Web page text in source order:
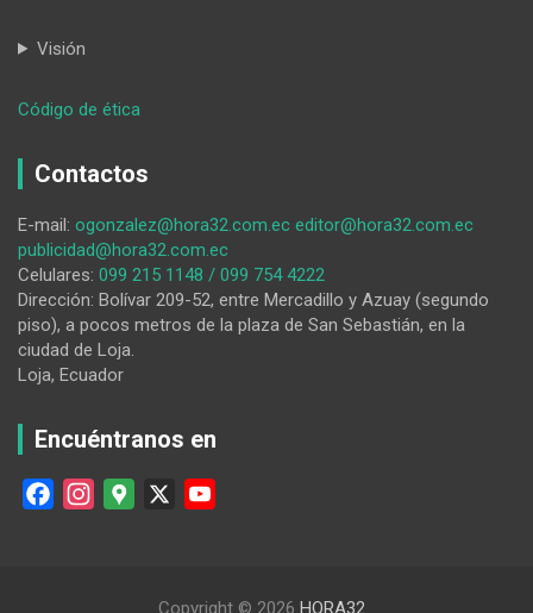
Visión
Código de ética
‘con
y
proyectos’,
aspira
a
la
Loja
Contactos
E-mail: ogonzalez@hora32.com.ec editor@hora32.com.ec
publicidad@hora32.com.ec
Celulares: 099 215 1148 / 099 754 4222
Dirección: Bolívar 209-52, entre Mercadillo y Azuay (segundo
piso), a pocos metros de la plaza de San Sebastián, en la
ciudad de Loja.
Loja, Ecuador
Encuéntranos en
Copyright © 2026 HORA32